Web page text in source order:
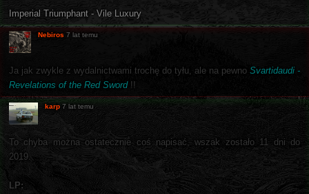
Imperial Triumphant - Vile Luxury
Nebiros 7 lat temu
Ja jak zwykle z wydalnictwami trochę do tyłu, ale na pewno Svartidaudi -
Revelations of the Red Sword!!
karp 7 lat temu
To chyba można ostatecznie coś napisać, wszak zostało 11 dni do
2019.
LP: